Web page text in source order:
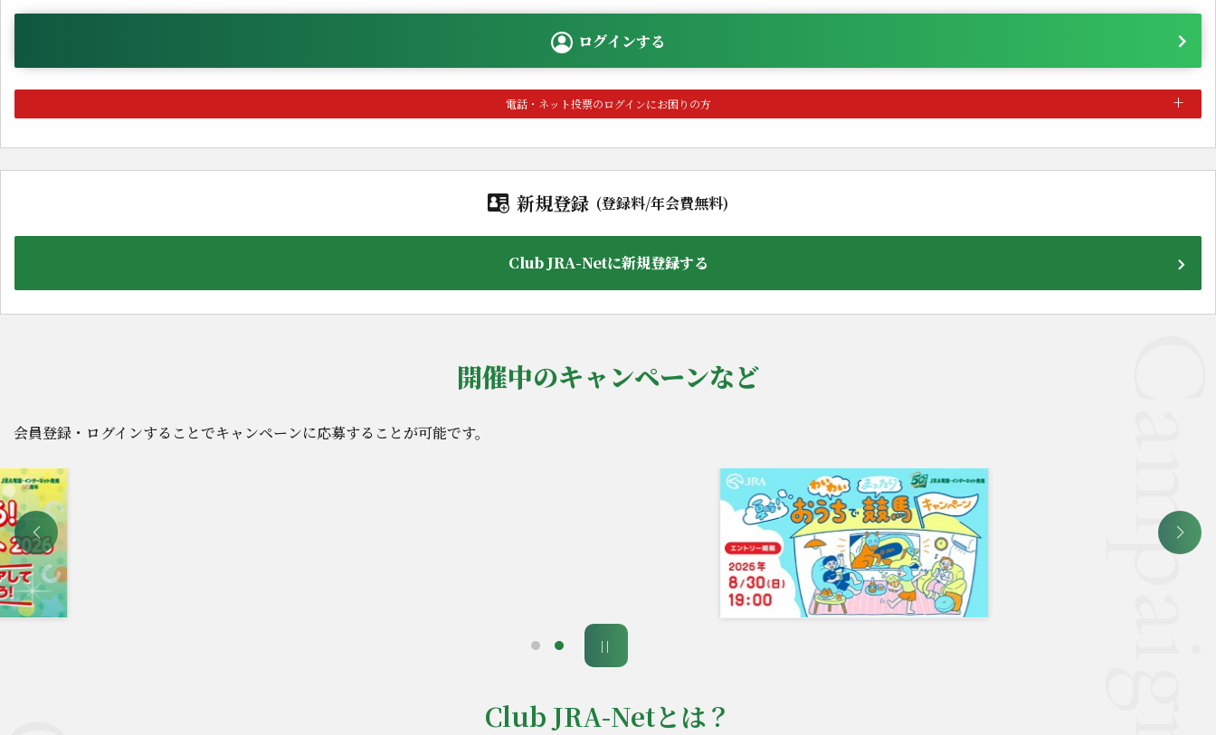
ログインする
+
新規登録 (登録料/年会費無料)
Club JRA-Netに新規登録する
開催中のキャンペーンなど
会員登録・ログインすることでキャンペーンに応募することが可能です。
Club JRA-Netとは？